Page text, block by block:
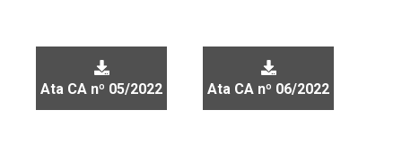
Ata CA nº 05/2022 Ata CA nº 06/2022